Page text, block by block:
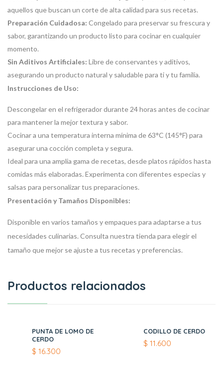
aquellos que buscan un corte de alta calidad para sus recetas.
Preparación Cuidadosa: Congelado para preservar su frescura y
sabor, garantizando un producto listo para cocinar en cualquier
momento.
Sin Aditivos Artificiales: Libre de conservantes y aditivos,
asegurando un producto natural y saludable para ti y tu familia.
Instrucciones de Uso:
Descongelar en el refrigerador durante 24 horas antes de cocinar
para mantener la mejor textura y sabor.
Cocinar a una temperatura interna mínima de 63°C (145°F) para
asegurar una cocción completa y segura.
Ideal para una amplia gama de recetas, desde platos rápidos hasta
comidas más elaboradas. Experimenta con diferentes especias y
salsas para personalizar tus preparaciones.
Presentación y Tamaños Disponibles:
Disponible en varios tamaños y empaques para adaptarse a tus
necesidades culinarias. Consulta nuestra tienda para elegir el
tamaño que mejor se ajuste a tus recetas y preferencias.
Productos relacionados
PUNTA DE LOMO DE
CERDO
$ 16.300
CODILLO DE CERDO
$ 11.600